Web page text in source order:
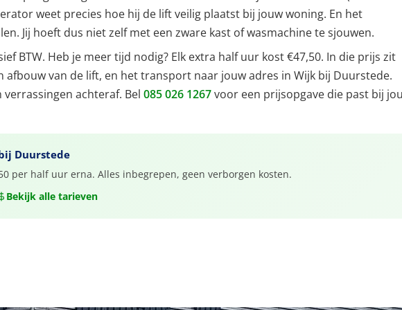
weet precies hoe hij de lift veilig plaatst bij jouw woning. En het
Jij hoeft dus niet zelf met een zware kast of wasmachine te sjouwen.
BTW. Heb je meer tijd nodig? Elk extra half uur kost €47,50. In die prijs zit
afbouw van de lift, en het transport naar jouw adres in Wijk bij Duurstede.
achteraf. Bel 085 026 1267voor een prijsopgave die past bij
Duurstede
per half uur erna. Alles inbegrepen, geen verborgen kosten.
Bekijk alle tarieven